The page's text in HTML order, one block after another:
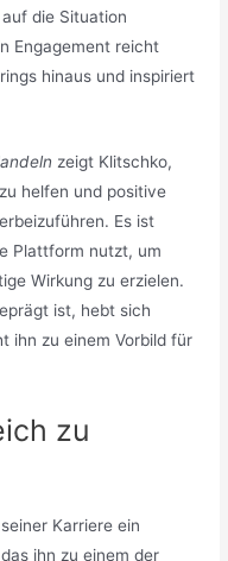
die Situation
Engagement reicht
hinaus und inspiriert
zeigt Klitschko,
helfen und positive
Es ist
Plattform nutzt, um
Wirkung zu erzielen.
ist, hebt sich
ihn zu einem Vorbild für
zu
Karriere ein
ihn zu einem der